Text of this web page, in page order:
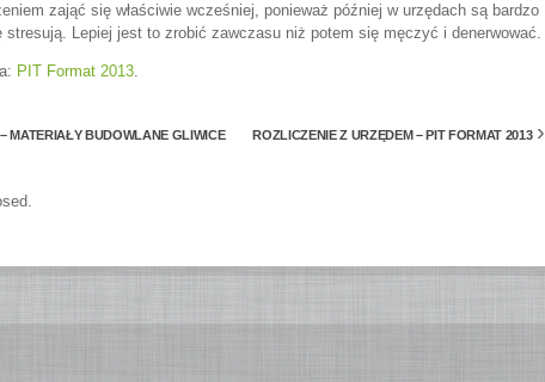
zająć się właściwie wcześniej, ponieważ później w urzędach są bardzo
Lepiej jest to zrobić zawczasu niż potem się męczyć i denerwować.
PIT Format 2013.
MATERIAŁY BUDOWLANE GLIWICE ROZLICZENIE Z URZĘDEM – PIT FORMAT 2013 ›